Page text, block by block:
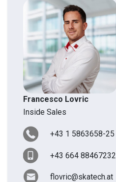
Francesco Lovric
Inside Sales
+43 1 5863658-25
+43 664 88467232
flovric@skatech.at